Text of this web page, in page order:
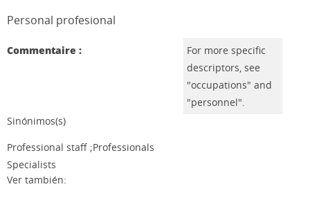
Personal profesional
Commentaire :
For more specific
descriptors, see
"occupations" and
"personnel".
Sinónimos(s)
Professional staff ;Professionals
Specialists
Ver también: